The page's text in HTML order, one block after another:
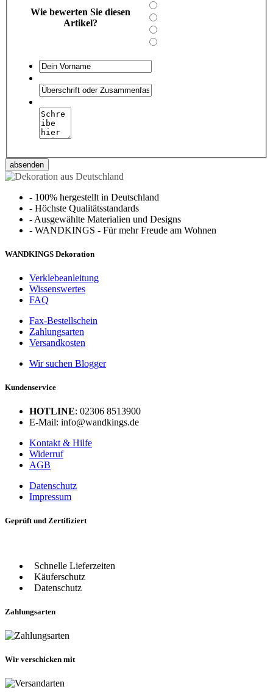
Wie bewerten Sie diesen
Artikel?
absenden
- 100% hergestellt in Deutschland
- Höchste Qualitätsstandards
- Ausgewählte Materialien und Designs
- WANDKINGS - Für mehr Freude am Wohnen
WANDKINGS Dekoration
Verklebeanleitung
Wissenswertes
FAQ
Fax-Bestellschein
Zahlungsarten
Versandkosten
Wir suchen Blogger
Kundenservice
HOTLINE: 02306 8513900
E-Mail: info@wandkings.de
Kontakt & Hilfe
Widerruf
AGB
Datenschutz
Impressum
Geprüft und Zertifiziert
Schnelle Lieferzeiten
Käuferschutz
Datenschutz
Zahlungsarten
Wir verschicken mit